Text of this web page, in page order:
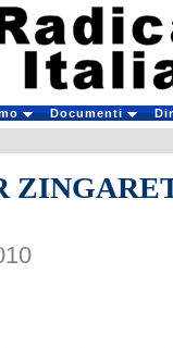
Documenti